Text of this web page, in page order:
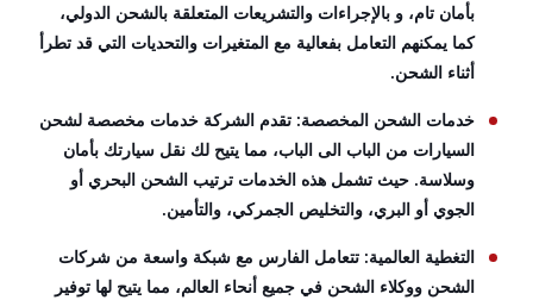
بأمان تام، و بالإجراءات والتشريعات المتعلقة بالشحن الدولي،
كما يمكنهم التعامل بفعالية مع المتغيرات والتحديات التي قد تطرأ
أثناء الشحن.
خدمات الشحن المخصصة: تقدم الشركة خدمات مخصصة لشحن
السيارات من الباب الى الباب، مما يتيح لك نقل سيارتك بأمان
وسلاسة. حيث تشمل هذه الخدمات ترتيب الشحن البحري أو
الجوي أو البري، والتخليص الجمركي، والتأمين.
التغطية العالمية: تتعامل الفارس مع شبكة واسعة من شركات
الشحن ووكلاء الشحن في جميع أنحاء العالم، مما يتيح لها توفير